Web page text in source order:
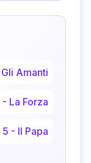
Gli Amanti
- La Forza
5 - Il Papa